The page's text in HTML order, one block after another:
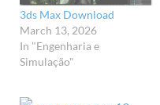
3ds Max Download
March 13, 2026
In "Engenharia e
Simulação"